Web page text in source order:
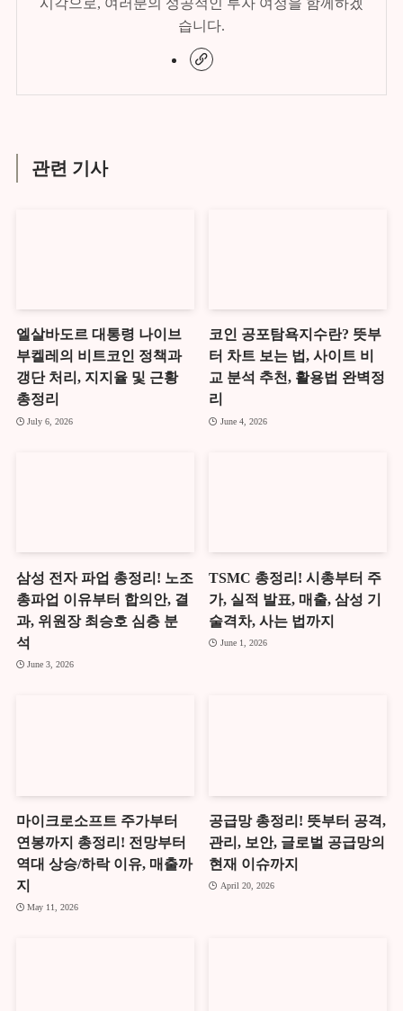
습니다.
관련 기사
엘살바도르 대통령 나이브
부켈레의 비트코인 정책과
갱단 처리, 지지율 및 근황
총정리
July 6, 2026
코인 공포탐욕지수란? 뜻부
터 차트 보는 법, 사이트 비
교 분석 추천, 활용법 완벽정
리
June 4, 2026
삼성 전자 파업 총정리! 노조
총파업 이유부터 합의안, 결
과, 위원장 최승호 심층 분
석
June 3, 2026
TSMC 총정리! 시총부터 주
가, 실적 발표, 매출, 삼성 기
술격차, 사는 법까지
June 1, 2026
마이크로소프트 주가부터
연봉까지 총정리! 전망부터
역대 상승/하락 이유, 매출까
지
May 11, 2026
공급망 총정리! 뜻부터 공격,
관리, 보안, 글로벌 공급망의
현재 이슈까지
April 20, 2026